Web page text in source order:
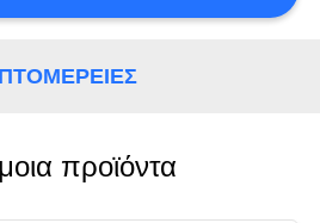
προϊόντα